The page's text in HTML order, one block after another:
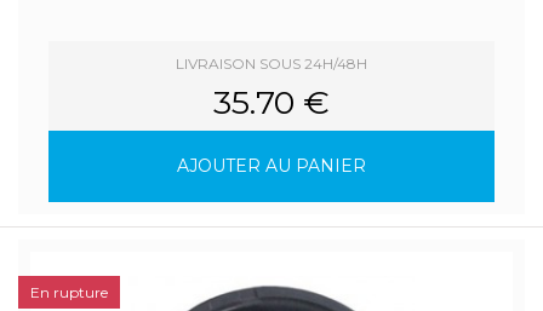
LIVRAISON SOUS 24H/48H
35.70 €
AJOUTER AU PANIER
En rupture